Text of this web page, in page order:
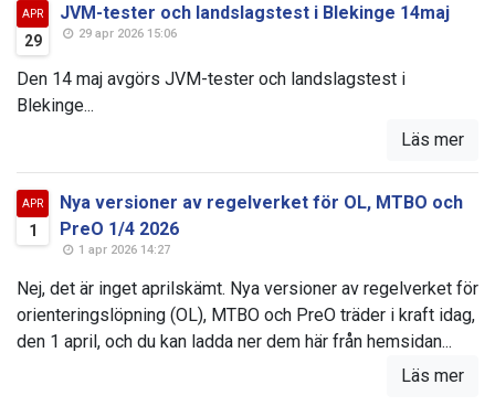
APR
29
JVM-tester och landslagstest i Blekinge 14maj
29 apr 2026 15:06
Den 14 maj avgörs JVM-tester och landslagstest i
Blekinge...
Läs mer
APR
1
Nya versioner av regelverket för OL, MTBO och
PreO 1/4 2026
1 apr 2026 14:27
Nej, det är inget aprilskämt. Nya versioner av regelverket för
orienteringslöpning (OL), MTBO och PreO träder i kraft idag,
den 1 april, och du kan ladda ner dem här från hemsidan...
Läs mer